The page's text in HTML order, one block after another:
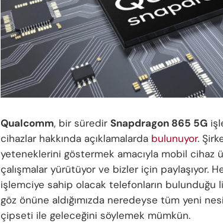
Qualcomm, bir süredir Snapdragon 865 5G
cihazlar hakkında açıklamalarda bulunuyor.
yeteneklerini göstermek amacıyla mobil cihaz
çalışmalar yürütüyor ve bizler için paylaşıyor.
işlemciye sahip olacak telefonların bulunduğu
göz önüne aldığımızda neredeyse tüm yeni
çipseti ile geleceğini söylemek mümkün.